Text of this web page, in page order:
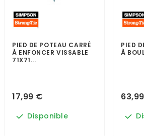
PIED DE POTEAU CARRÉ
À ENFONCER VISSABLE
71X71...
17,99 €
Disponible
PIED
À